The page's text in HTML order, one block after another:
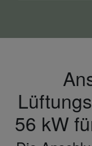
56 kW